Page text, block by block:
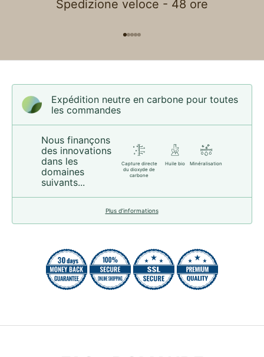
Spedizione veloce - 48 ore
Expédition neutre en carbone pour toutes
les commandes
Nous finançons
des innovations
dans les
domaines
suivants...
Capture directe
du dioxyde de
carbone
Huile bio Minéralisation
Plus d’informations